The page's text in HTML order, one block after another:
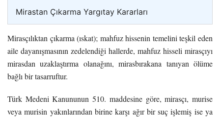
Mirastan Çıkarma Yargıtay Kararları
Mirasçılıktan çıkarma (ıskat); mahfuz hissenin temelini teşkil eden
aile dayanışmasının zedelendiği hallerde, mahfuz hisseli mirasçıyı
mirasdan uzaklaştırma olanağını, mirasbırakana tanıyan ölüme
bağlı bir tasarruftur.
Türk Medeni Kanununun 510. maddesine göre, mirasçı, murise
veya murisin yakınlarından birine karşı ağır bir suç işlemiş ise ya